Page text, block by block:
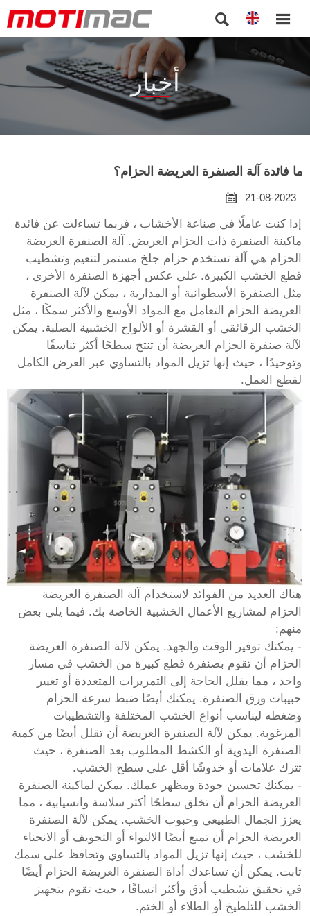
 
أخبار
ما فائدة آلة الصنفرة العريضة الحزام؟

21-08-2023
إذا كنت عاملًا في صناعة الأخشاب ، فربما تساءلت عن فائدة
ماكينة الصنفرة ذات الحزام العريض. آلة الصنفرة العريضة
الحزام هي آلة تستخدم حزام جلخ مستمر لتنعيم وتشطيب
قطع الخشب الكبيرة. على عكس أجهزة الصنفرة الأخرى ،
مثل الصنفرة الأسطوانية أو المدارية ، يمكن لآلة الصنفرة
العريضة الحزام التعامل مع المواد الأوسع والأكثر سمكًا ، مثل
الخشب الرقائقي أو القشرة أو الألواح الخشبية الصلبة. يمكن
لآلة صنفرة الحزام العريضة أن تنتج سطحًا أكثر تناسقًا
وتوحيدًا ، حيث إنها تزيل المواد بالتساوي عبر العرض الكامل
لقطع العمل.
هناك العديد من الفوائد لاستخدام آلة الصنفرة العريضة
الحزام لمشاريع الأعمال الخشبية الخاصة بك. فيما يلي بعض
منهم:
- يمكنك توفير الوقت والجهد. يمكن لآلة الصنفرة العريضة
الحزام أن تقوم بصنفرة قطع كبيرة من الخشب في مسار
واحد ، مما يقلل الحاجة إلى التمريرات المتعددة أو تغيير
حبيبات ورق الصنفرة. يمكنك أيضًا ضبط سرعة الحزام
وضغطه ليناسب أنواع الخشب المختلفة والتشطيبات
المرغوبة. يمكن لآلة الصنفرة العريضة أن تقلل أيضًا من كمية
الصنفرة اليدوية أو الكشط المطلوب بعد الصنفرة ، حيث
تترك علامات أو خدوشًا أقل على سطح الخشب.
- يمكنك تحسين جودة ومظهر عملك. يمكن لماكينة الصنفرة
العريضة الحزام أن تخلق سطحًا أكثر سلاسة وانسيابية ، مما
يعزز الجمال الطبيعي وحبوب الخشب. يمكن لآلة الصنفرة
العريضة الحزام أن تمنع أيضًا الالتواء أو التجويف أو الانحناء
للخشب ، حيث إنها تزيل المواد بالتساوي وتحافظ على سمك
ثابت. يمكن أن تساعدك أداة الصنفرة العريضة الحزام أيضًا
في تحقيق تشطيب أدق وأكثر اتساقًا ، حيث تقوم بتجهيز
الخشب للتلطيخ أو الطلاء أو الختم.